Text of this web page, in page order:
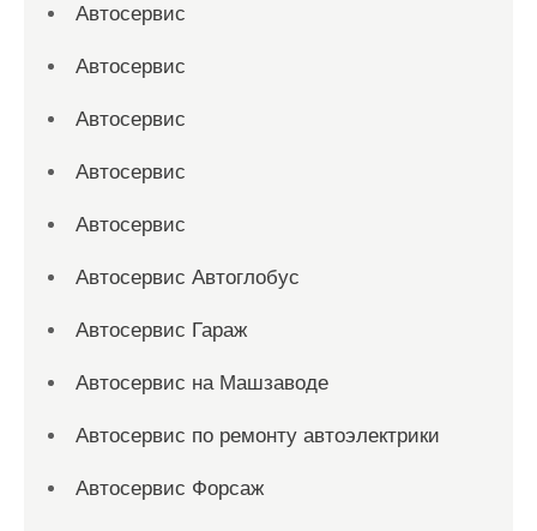
Автосервис
Автосервис
Автосервис
Автосервис
Автосервис
Автосервис Автоглобус
Автосервис Гараж
Автосервис на Машзаводе
Автосервис по ремонту автоэлектрики
Автосервис Форсаж